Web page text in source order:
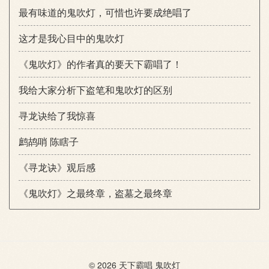
最有味道的鬼吹灯，可惜也许要成绝唱了
这才是我心目中的鬼吹灯
《鬼吹灯》的作者真的要天下霸唱了！
我给大家分析下盗笔和鬼吹灯的区别
寻龙诀给了我惊喜
鹧鸪哨 陈瞎子
《寻龙诀》观后感
《鬼吹灯》之最终章，盗墓之最终章
© 2026 天下霸唱 鬼吹灯